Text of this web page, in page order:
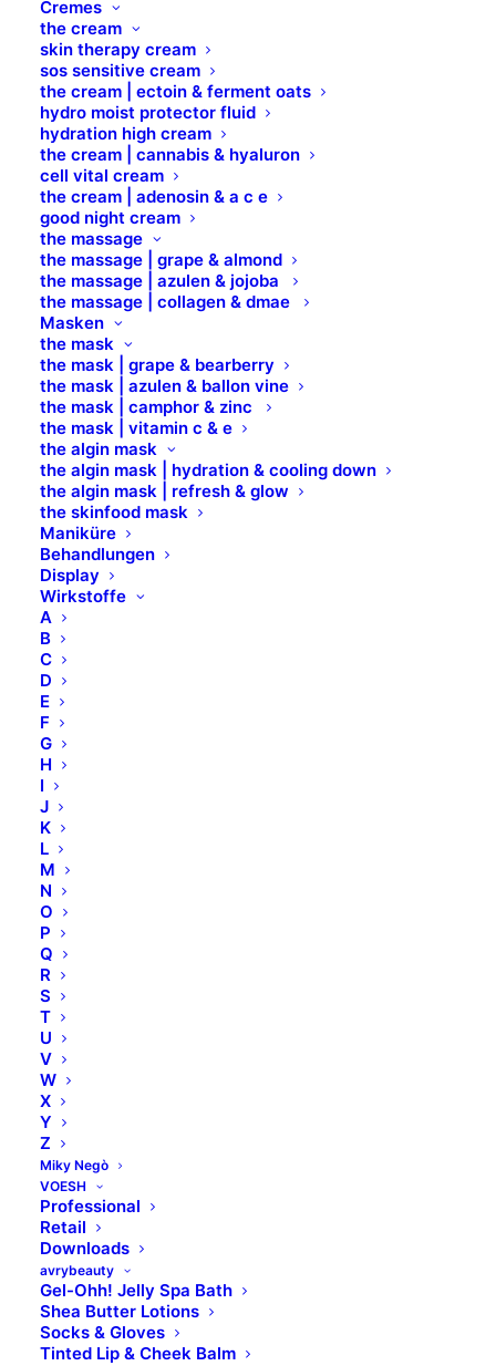
Cremes
the cream
skin therapy cream
sos sensitive cream
the cream | ectoin & ferment oats
hydro moist protector fluid
hydration high cream
the cream | cannabis & hyaluron
cell vital cream
the cream | adenosin & a c e
good night cream
the massage
the massage | grape & almond
the massage | azulen & jojoba
the massage | collagen & dmae
Masken
the mask
the mask | grape & bearberry
the mask | azulen & ballon vine
the mask | camphor & zinc
the mask | vitamin c & e
the algin mask
the algin mask | hydration & cooling down
the algin mask | refresh & glow
the skinfood mask
Maniküre
Behandlungen
Display
Wirkstoffe
A
B
C
D
E
F
G
H
I
J
K
L
M
N
O
P
Q
R
S
T
U
V
W
X
Y
Z
Miky Negò
VOESH
Professional
Retail
Downloads
avrybeauty
Gel-Ohh! Jelly Spa Bath
Shea Butter Lotions
Socks & Gloves
Tinted Lip & Cheek Balm
VERTIKAL
FLOORSTAND -
DISPLAY
Maße: H 175 cm, T 36 cm, B 60 cm
Auf Vorbestellung – Liefertermin 2-3 Wochen
COUNTER - DISPLAY
Auf Vorbestellung – Liefertermin 2-3 Wochen
Launch Displays